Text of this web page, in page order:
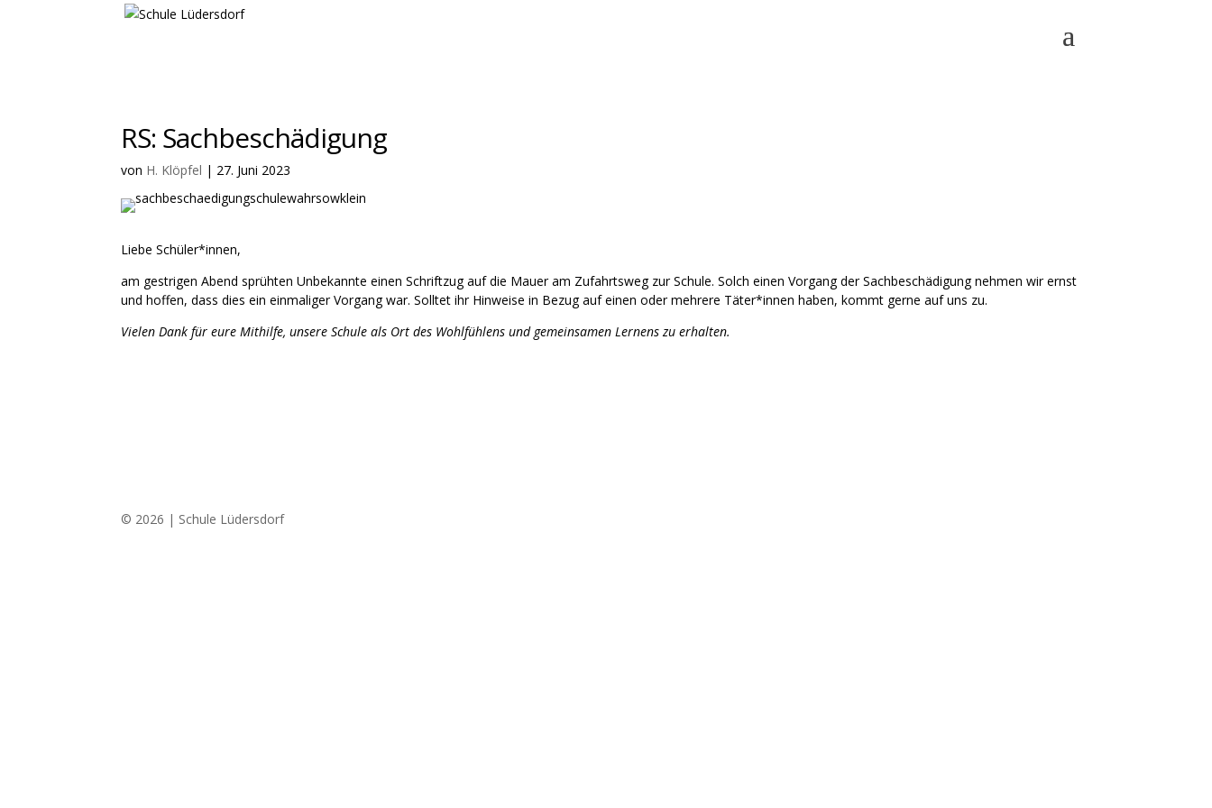
RS: Sachbeschädigung
von H. Klöpfel | 27. Juni 2023
Liebe Schüler*innen,
am gestrigen Abend sprühten Unbekannte einen Schriftzug auf die Mauer am Zufahrtsweg zur Schule. Solch einen Vorgang der Sachbeschädigung nehmen wir ernst
und hoffen, dass dies ein einmaliger Vorgang war. Solltet ihr Hinweise in Bezug auf einen oder mehrere Täter*innen haben, kommt gerne auf uns zu.
Vielen Dank für eure Mithilfe, unsere Schule als Ort des Wohlfühlens und gemeinsamen Lernens zu erhalten.
© 2026 | Schule Lüdersdorf